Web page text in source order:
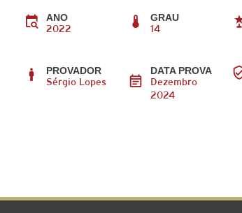
ANO
2022
GRAU
14
PROVADOR
Sérgio Lopes
DATA PROVA
Dezembro
2024